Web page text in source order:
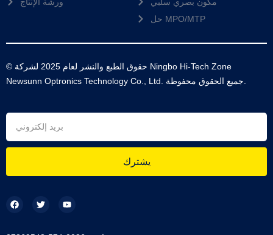
ورشة الإنتاج
مكون بصري سلبي
حل MPO/MTP
© حقوق الطبع والنشر لعام 2025 لشركة Ningbo Hi-Tech Zone
Newsunn Optronics Technology Co., Ltd. جميع الحقوق محفوظة.
يشترك